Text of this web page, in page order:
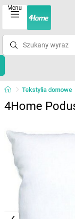
Menu
Tekstylia domowe
4Home